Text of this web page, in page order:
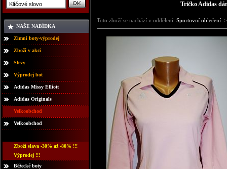
NAŠE NABÍDKA
Zimní boty-výprodej
Zboží v akci
Slevy
Výprodej bot
Adidas Missy Elliott
Adidas Originals
Velkoobchod
Velkoobchod
Zboží slava -30% až -80% !!!
Výprodej !!!
Běžecké boty
Tričko Adidas
Toto zboží se nachází v oddělení: Sportovní oblečení